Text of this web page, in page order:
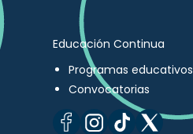
Educación Continua
Programas educativos
Convocatorias